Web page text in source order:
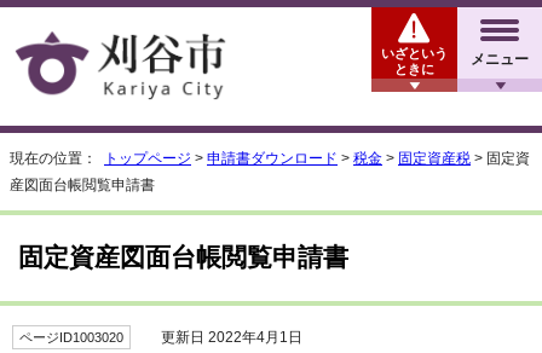
メニュー
いざという
ときに
現在の位置： トップページ > 申請書ダウンロード > 税金 > 固定資産税 > 固定資
産図面台帳閲覧申請書
固定資産図面台帳閲覧申請書
ページID1003020 更新日 2022年4月1日